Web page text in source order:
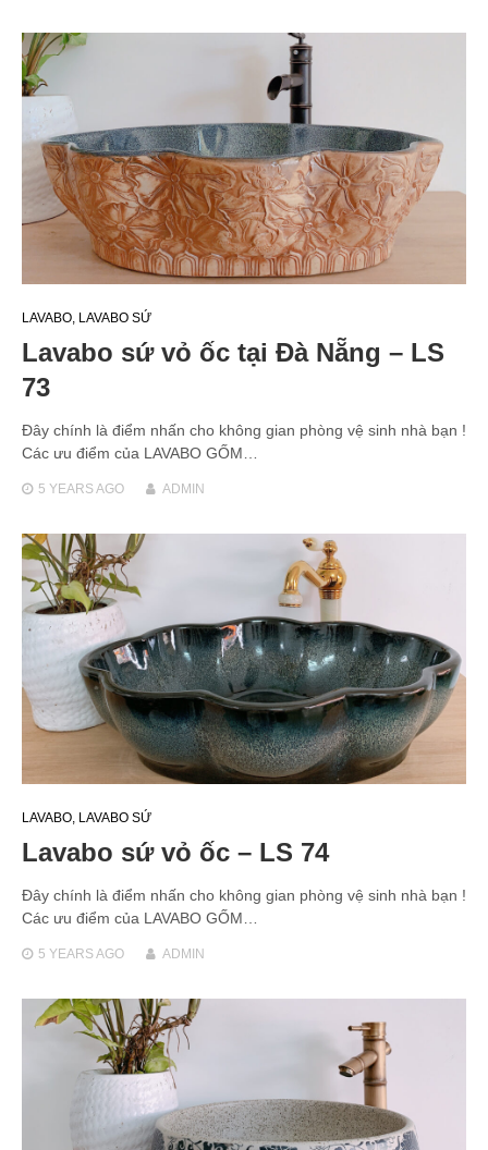
LAVABO LAVABO SỨ
Lavabo sứ vỏ ốc tại Đà Nẵng – LS
73
Đây chính là điểm nhấn cho không gian phòng vệ sinh nhà bạn !
Các ưu điểm của LAVABO GỐM…
5 YEARSAGO ADMIN
LAVABO LAVABO SỨ
Lavabo sứ vỏ ốc – LS 74
Đây chính là điểm nhấn cho không gian phòng vệ sinh nhà bạn !
Các ưu điểm của LAVABO GỐM…
5 YEARSAGO ADMIN